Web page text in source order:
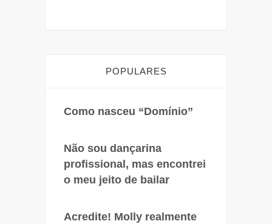
POPULARES
Como nasceu “Domínio”
Não sou dançarina
profissional, mas encontrei
o meu jeito de bailar
Acredite! Molly realmente